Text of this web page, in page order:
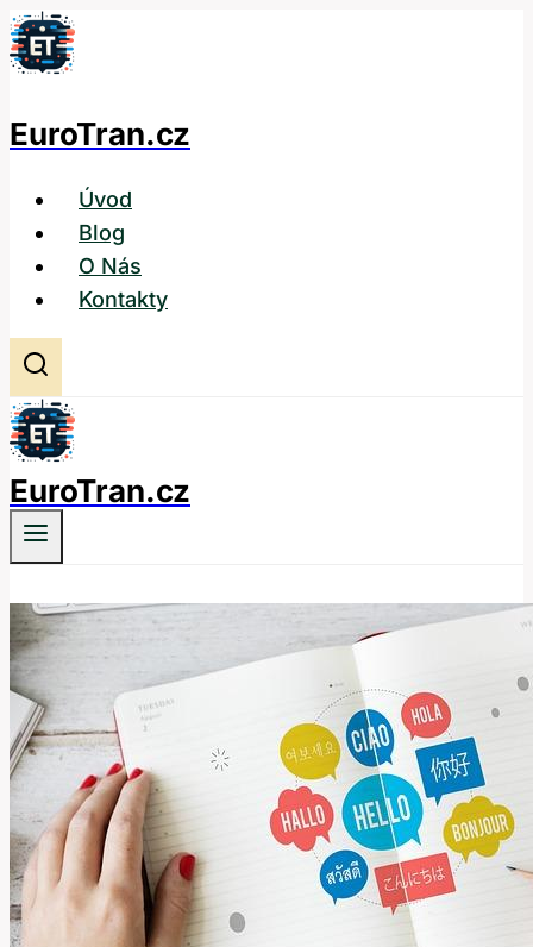
Přeskočit
na
EuroTran.cz
Úvod
Blog
O Nás
Kontakty
EuroTran.cz